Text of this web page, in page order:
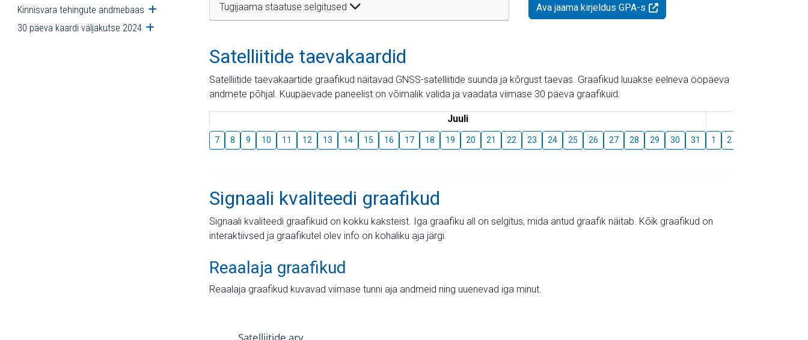
Kinnisvara tehingute andmebaas Ava alammenüü
30 päeva kaardi väljakutse 2024 Ava alammenüü
Tugijaama staatuse selgitused Ava jaama kirjeldus GPA-s
Satelliitide taevakaardid
Satelliitide taevakaartide graafikud näitavad GNSS-satelliitide suunda ja kõrgust taevas. Graafikud luuakse eelneva ööpäeva
andmete põhjal. Kuupäevade paneelist on võimalik valida ja vaadata viimase 30 päeva graafikuid.
Juuli
7 8 9 10 11 12 13 14 15 16 17 18 19 20 21 22 23 24 25 26 27 28 29 30 31 1 2
Signaali kvaliteedi graafikud
Signaali kvaliteedi graafikuid on kokku kaksteist. Iga graafiku all on selgitus, mida antud graafik näitab. Kõik graafikud on
interaktiivsed ja graafikutel olev info on kohaliku aja järgi.
Reaalaja graafikud
Reaalaja graafikud kuvavad viimase tunni aja andmeid ning uuenevad iga minut.